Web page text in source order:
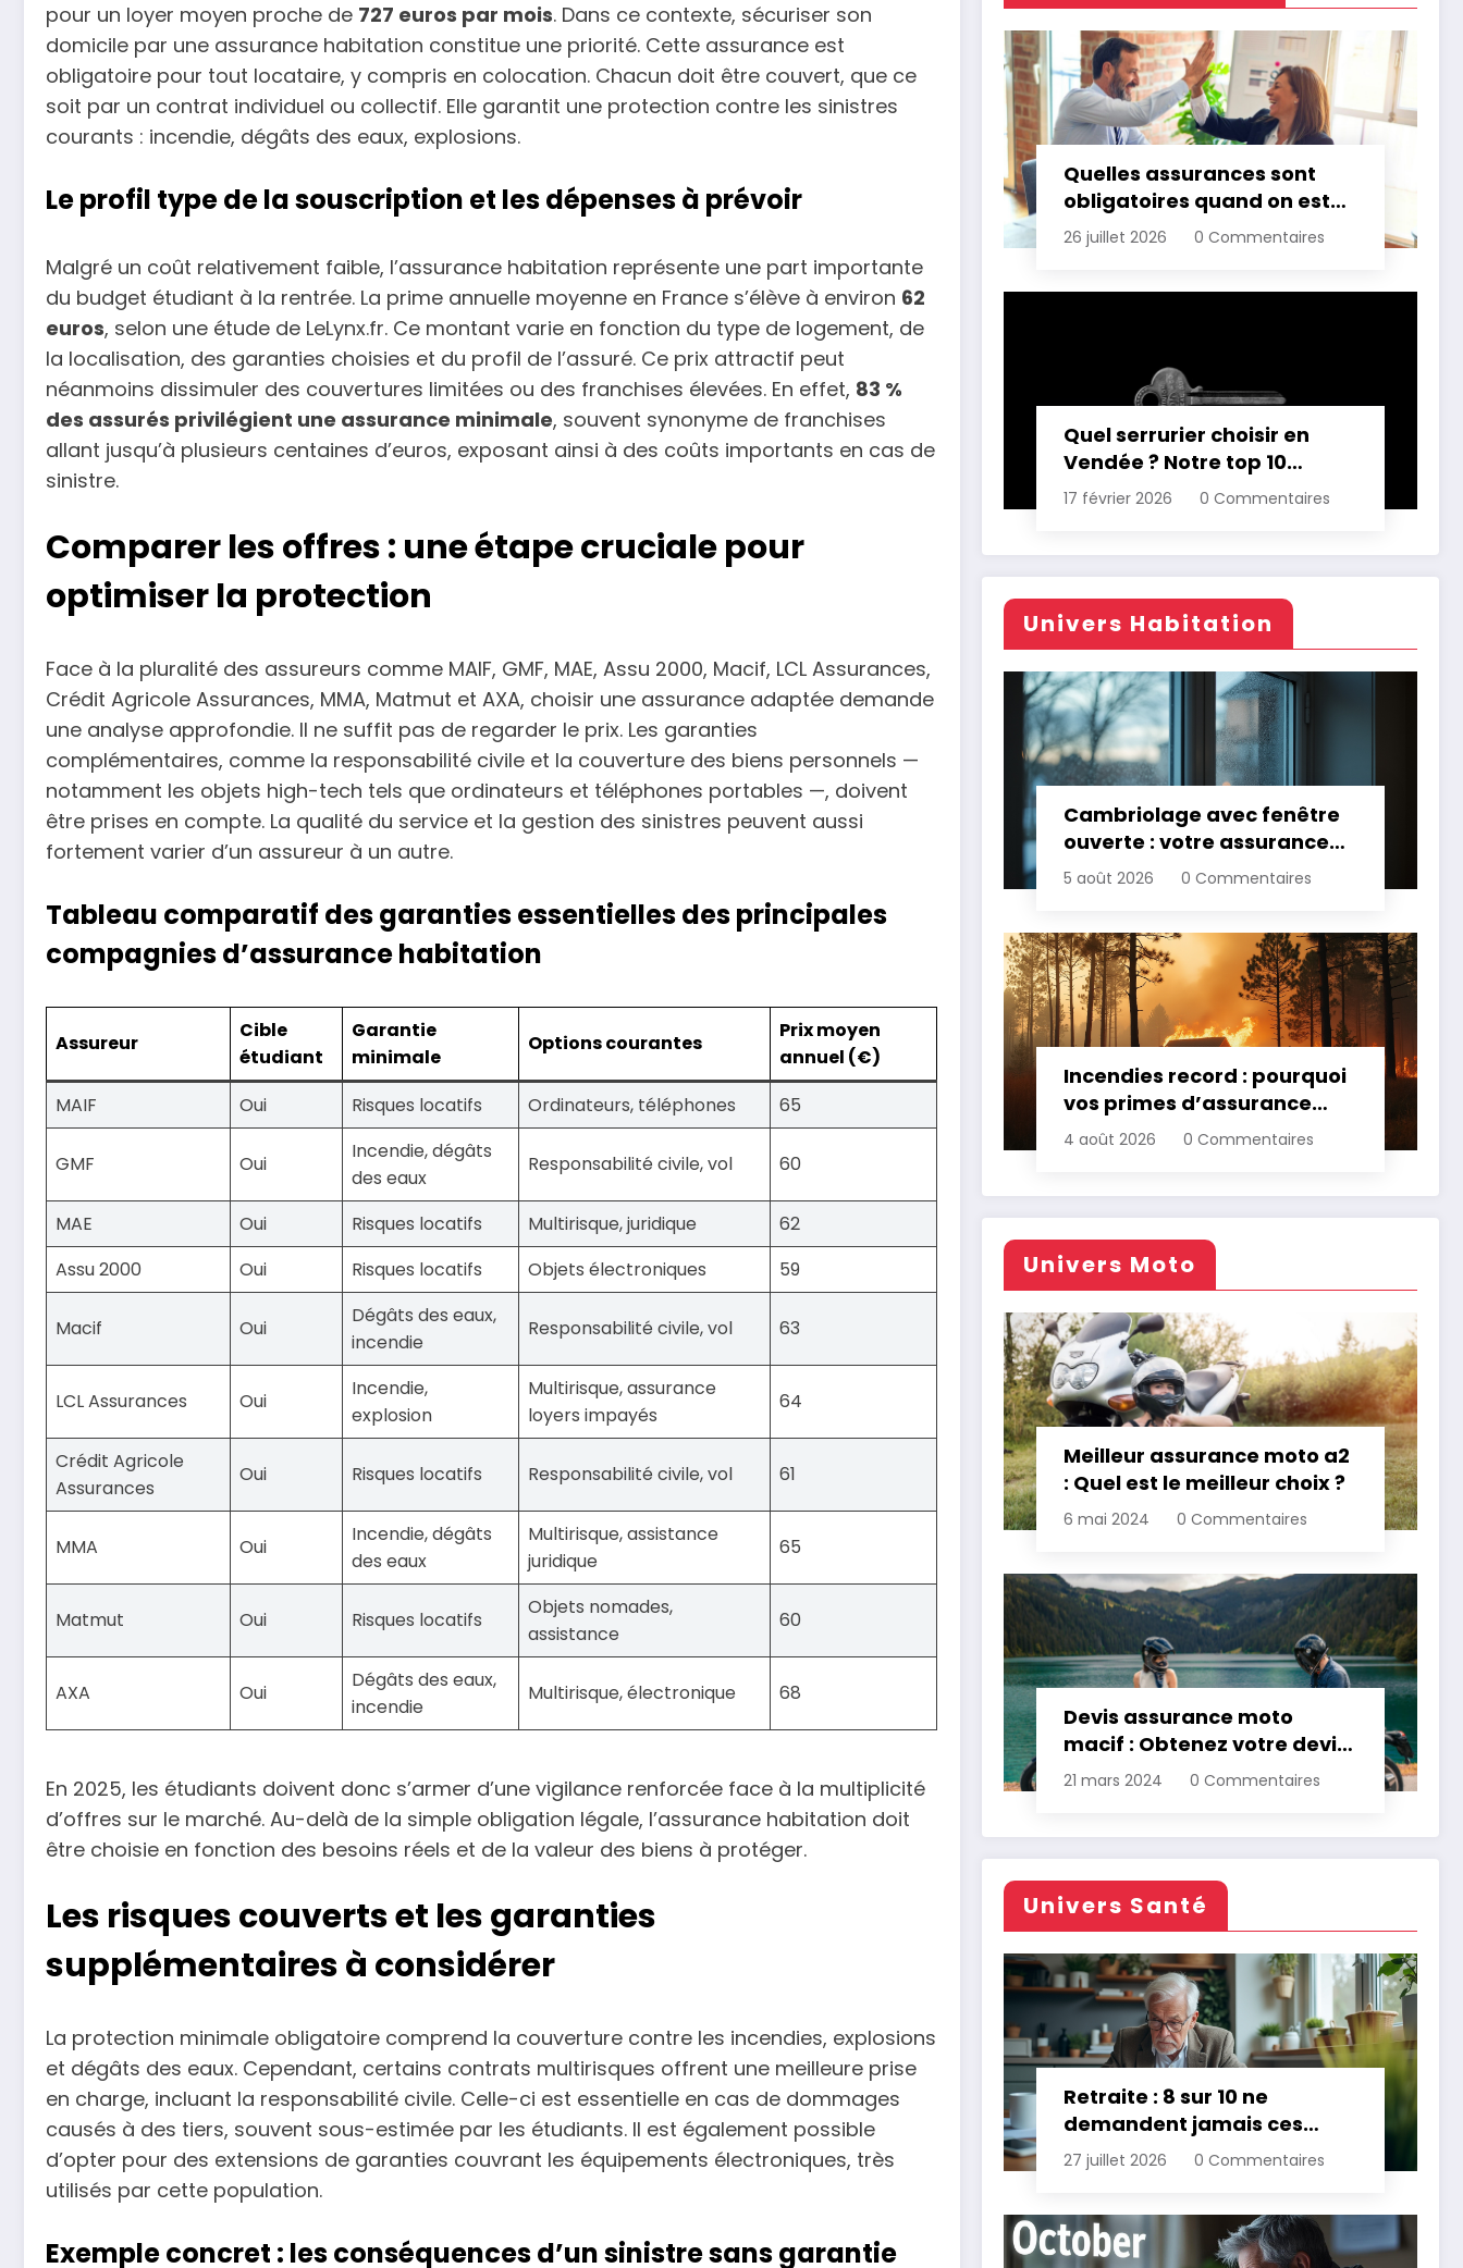
pour un loyer moyen proche de 727 euros par mois. Dans ce contexte, sécuriser son
domicile par une assurance habitation constitue une priorité. Cette assurance est
obligatoire pour tout locataire, y compris en colocation. Chacun doit être couvert, que ce
soit par un contrat individuel ou collectif. Elle garantit une protection contre les sinistres
courants : incendie, dégâts des eaux, explosions.
Le profil type de la souscription et les dépenses à prévoir
Malgré un coût relativement faible, l’assurance habitation représente une part importante
du budget étudiant à la rentrée. La prime annuelle moyenne en France s’élève à environ 62
euros, selon une étude de LeLynx.fr. Ce montant varie en fonction du type de logement, de
la localisation, des garanties choisies et du profil de l’assuré. Ce prix attractif peut
néanmoins dissimuler des couvertures limitées ou des franchises élevées. En effet, 83 %
des assurés privilégient une assurance minimale, souvent synonyme de franchises
allant jusqu’à plusieurs centaines d’euros, exposant ainsi à des coûts importants en cas de
sinistre.
Comparer les offres : une étape cruciale pour
optimiser la protection
Face à la pluralité des assureurs comme MAIF, GMF, MAE, Assu 2000, Macif, LCL Assurances,
Crédit Agricole Assurances, MMA, Matmut et AXA, choisir une assurance adaptée demande
une analyse approfondie. Il ne suffit pas de regarder le prix. Les garanties
complémentaires, comme la responsabilité civile et la couverture des biens personnels —
notamment les objets high-tech tels que ordinateurs et téléphones portables —, doivent
être prises en compte. La qualité du service et la gestion des sinistres peuvent aussi
fortement varier d’un assureur à un autre.
Tableau comparatif des garanties essentielles des principales
compagnies d’assurance habitation
Assureur
Cible
étudiant
Garantie
minimale
Options courantes
Prix moyen
annuel (€)
MAIF
Oui Risques locatifs Ordinateurs, téléphones 65
GMF Oui
Incendie, dégâts
des eaux
Responsabilité civile, vol 60
MAE Oui Risques locatifs Multirisque, juridique
62
Assu 2000
Oui Risques locatifs Objets électroniques 59
Macif Oui
Dégâts des eaux,
incendie
Responsabilité civile, vol 63
LCL Assurances Oui
Incendie,
explosion
Multirisque, assurance
loyers impayés
64
Crédit Agricole
Assurances
Oui Risques locatifs Responsabilité civile, vol 61
MMA Oui
Incendie, dégâts
des eaux
Multirisque, assistance
juridique
65
Matmut Oui Risques locatifs
Objets nomades,
assistance
60
AXA Oui
Dégâts des eaux,
incendie
Multirisque, électronique 68
En 2025, les étudiants doivent donc s’armer d’une vigilance renforcée face à la multiplicité
d’offres sur le marché. Au-delà de la simple obligation légale, l’assurance habitation doit
être choisie en fonction des besoins réels et de la valeur des biens à protéger.
Les risques couverts et les garanties
supplémentaires à considérer
La protection minimale obligatoire comprend la couverture contre les incendies, explosions
et dégâts des eaux. Cependant, certains contrats multirisques offrent une meilleure prise
en charge, incluant la responsabilité civile. Celle-ci est essentielle en cas de dommages
causés à des tiers, souvent sous-estimée par les étudiants. Il est également possible
d’opter pour des extensions de garanties couvrant les équipements électroniques, très
utilisés par cette population.
Exemple concret : les conséquences d’un sinistre sans garantie
Quelles assurances sont
obligatoires quand on est
professionnel ?
26 juillet 2026 0 Commentaires
Quel serrurier choisir en
Vendée ? Notre top 10
comparatif
17 février 2026 0 Commentaires
Univers Habitation
Cambriolage avec fenêtre
ouverte : votre assurance
paie-t-elle ?
5 août 2026 0 Commentaires
Incendies record : pourquoi
vos primes d’assurance
vont augmenter
4 août 2026 0 Commentaires
Univers Moto
Meilleur assurance moto a2
: Quel est le meilleur choix ?
6 mai 2024 0 Commentaires
Devis assurance moto
macif : Obtenez votre devis
personnalisé
21 mars 2024 0 Commentaires
Univers Santé
Retraite : 8 sur 10 ne
demandent jamais ces
aides gratuites
27 juillet 2026 0 Commentaires